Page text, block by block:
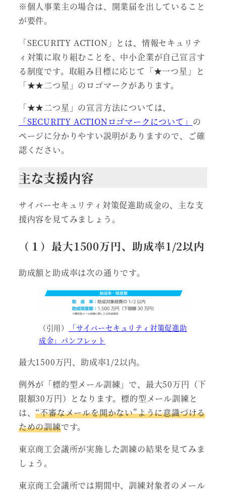
※個人事業主の場合は、開業届を出していること
が要件。
「SECURITY ACTION」とは、情報セキュリテ
ィ対策に取り組むことを、中小企業が自己宣言す
る制度です。取組み目標に応じて「★一つ星」と
「★★二つ星」のロゴマークがあります。
「★★二つ星」の宣言方法については、
「SECURITY ACTIONロゴマークについて」 の
ページに分かりやすい説明がありますので、ご確
認ください。
主な支援内容
サイバーセキュリティ対策促進助成金の、主な支
援内容を見てみましょう。
（１）最大1500万円、助成率1/2以内
助成額と助成率は次の通りです。
（引用）
「サイバーセキュリティ対策促進助
成金」パンフレット
最大1500万円、助成率1/2以内。
例外が「標的型メール訓練」で、最大50万円（下
限額30万円）となります。標的型メール訓練と
は、“不審なメールを開かない”ように意識づける
ための訓練です。
東京商工会議所が実施した訓練の結果を見てみま
しょう。
東京商工会議所では期間中、訓練対象者のメール